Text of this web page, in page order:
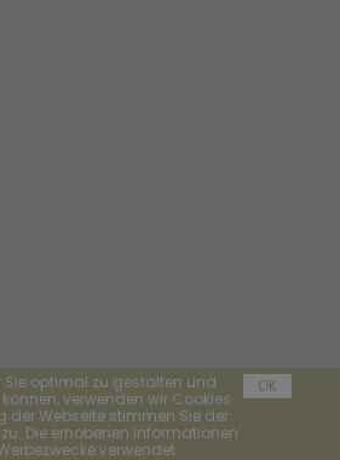
Sie optimal zu gestalten und
verwenden wir Cookies.
der Webseite stimmen Sie der
Die erhobenen Informationen
verwendet.
OK